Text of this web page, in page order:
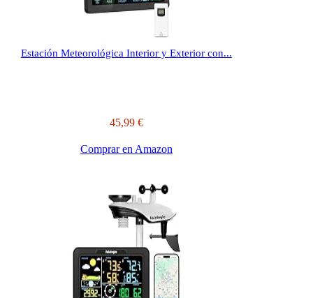
Estación Meteorológica Interior y Exterior con...
45,99 €
Comprar en Amazon